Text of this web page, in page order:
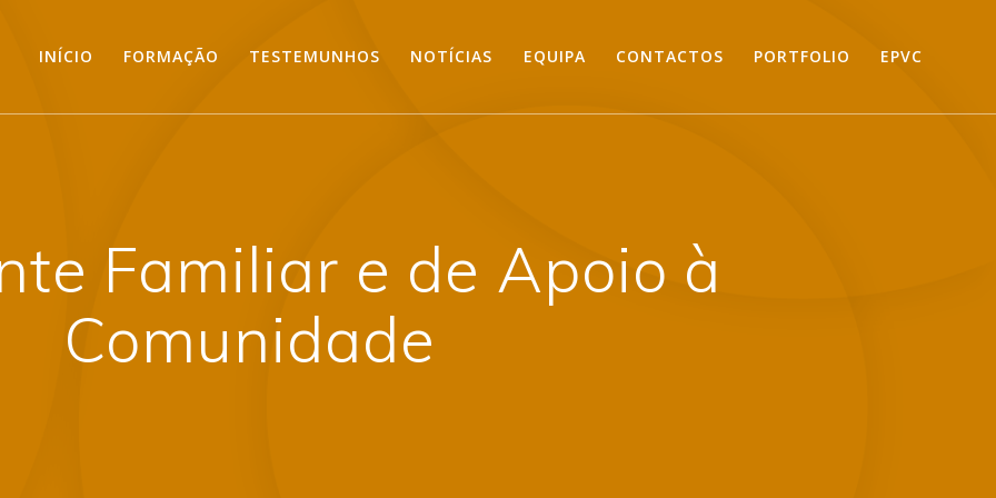
INÍCIO FORMAÇÃO TESTEMUNHOS NOTÍCIAS EQUIPA CONTACTOS PORTFOLIO EPVC
Familiar e de Apoio à
Comunidade